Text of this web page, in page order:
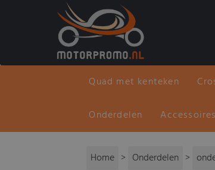
Quad met kenteken
Onderdelen Accessoires
Home > Onderdelen >